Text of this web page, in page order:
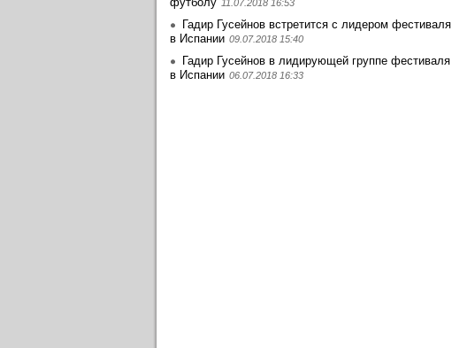
11.07.2018 16:53
Гадир Гусейнов встретится с лидером фестиваля
в Испании 09.07.2018 15:40
Гадир Гусейнов в лидирующей группе фестиваля
в Испании 06.07.2018 16:33